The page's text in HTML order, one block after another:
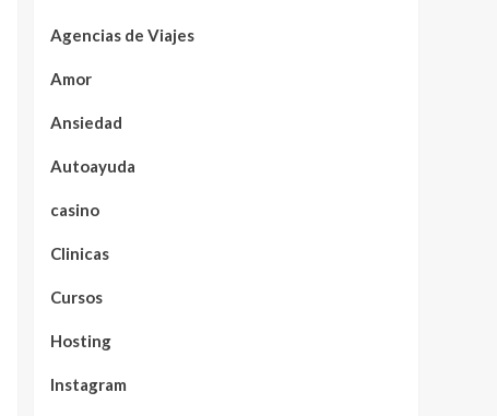
Agencias de Viajes
Amor
Ansiedad
Autoayuda
casino
Clinicas
Cursos
Hosting
Instagram